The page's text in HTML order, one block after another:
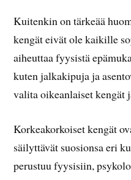
Kuitenkin on tärkeää
kengät eivät ole kaikille
aiheuttaa fyysistä
kuten jalkakipuja ja
valita oikeanlaiset kengät
Korkeakorkoiset kengät
säilyttävät suosionsa eri
perustuu fyysisiin,